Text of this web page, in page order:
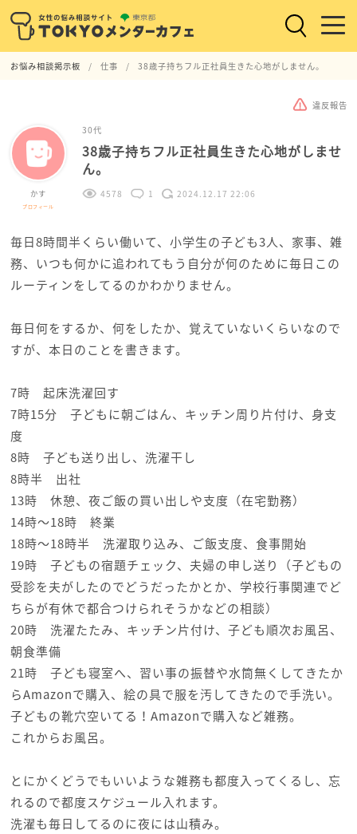
お悩み相談掲示板 仕事 38歳子持ちフル正社員生きた心地がしません。
違反報告
かす
プロフィール
30代
38歳子持ちフル正社員生きた心地がしませ
ん。
4578 1 2024.12.17 22:06
毎日8時間半くらい働いて、小学生の子ども3人、家事、雑
務、いつも何かに追われてもう自分が何のために毎日この
ルーティンをしてるのかわかりません。
毎日何をするか、何をしたか、覚えていないくらいなので
すが、本日のことを書きます。
7時 起床洗濯回す
7時15分 子どもに朝ごはん、キッチン周り片付け、身支
度
8時 子ども送り出し、洗濯干し
8時半 出社
13時 休憩、夜ご飯の買い出しや支度（在宅勤務）
14時〜18時 終業
18時〜18時半 洗濯取り込み、ご飯支度、食事開始
19時 子どもの宿題チェック、夫婦の申し送り（子どもの
受診を夫がしたのでどうだったかとか、学校行事関連でど
ちらが有休で都合つけられそうかなどの相談）
20時 洗濯たたみ、キッチン片付け、子ども順次お風呂、
朝食準備
21時 子ども寝室へ、習い事の振替や水筒無くしてきたか
らAmazonで購入、絵の具で服を汚してきたので手洗い。
子どもの靴穴空いてる！Amazonで購入など雑務。
これからお風呂。
とにかくどうでもいいような雑務も都度入ってくるし、忘
れるので都度スケジュール入れます。
洗濯も毎日してるのに夜には山積み。